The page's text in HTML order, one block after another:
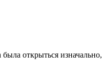
открыться